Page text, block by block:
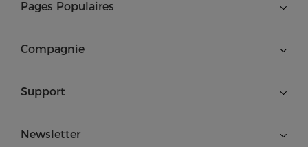
Pages Populaires
Compagnie
Support
Newsletter